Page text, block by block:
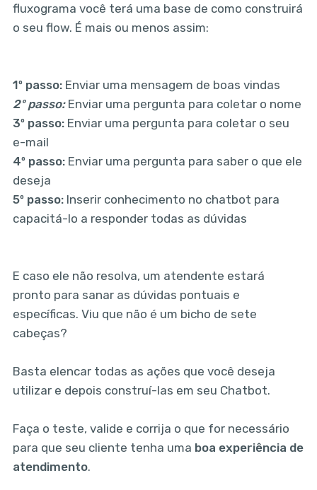
fluxograma você terá uma base de como construirá
o seu flow. É mais ou menos assim:
1º passo: Enviar uma mensagem de boas vindas
2º passo:Enviar uma pergunta para coletar o nome
3º passo:Enviar uma pergunta para coletar o seu
e-mail
4º passo:Enviar uma pergunta para saber o que ele
deseja
5º passo: Inserir conhecimento no chatbot para
capacitá-lo a responder todas as dúvidas
E caso ele não resolva, um atendente estará
pronto para sanar as dúvidas pontuais e
específicas. Viu que não é um bicho de sete
cabeças?
Basta elencar todas as ações que você deseja
utilizar e depois construí-las em seu Chatbot.
Faça o teste, valide e corrija o que for necessário
para que seu cliente tenha uma boa experiência de
atendimento.